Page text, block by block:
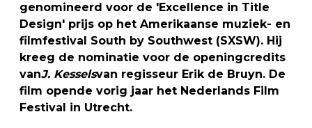
genomineerd voor de 'Excellence in Title
Design' prijs op het Amerikaanse muziek- en
filmfestival South by Southwest (SXSW). Hij
kreeg de nominatie voor de openingcredits
vanJ. Kesselsvan regisseur Erik de Bruyn. De
film opende vorig jaar het Nederlands Film
Festival in Utrecht.